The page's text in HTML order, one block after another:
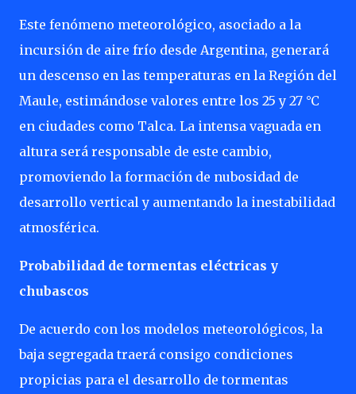
Este fenómeno meteorológico, asociado a la
incursión de aire frío desde Argentina, generará
un descenso en las temperaturas en la Región del
Maule, estimándose valores entre los 25 y 27 °C
en ciudades como Talca. La intensa vaguada en
altura será responsable de este cambio,
promoviendo la formación de nubosidad de
desarrollo vertical y aumentando la inestabilidad
atmosférica.
Probabilidad de tormentas eléctricas y
chubascos
De acuerdo con los modelos meteorológicos, la
baja segregada traerá consigo condiciones
propicias para el desarrollo de tormentas